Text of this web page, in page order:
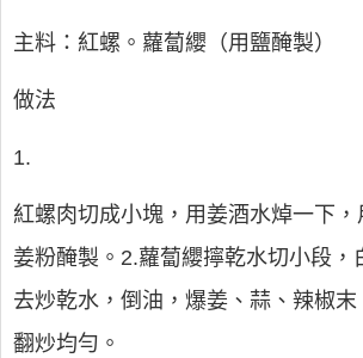
主料：紅螺。蘿蔔纓（用鹽醃製）
做法
1.
紅螺肉切成小塊，用姜酒水焯一下，
姜粉醃製。2.蘿蔔纓擰乾水切小段，
去炒乾水，倒油，爆姜、蒜、辣椒末
翻炒均勻。